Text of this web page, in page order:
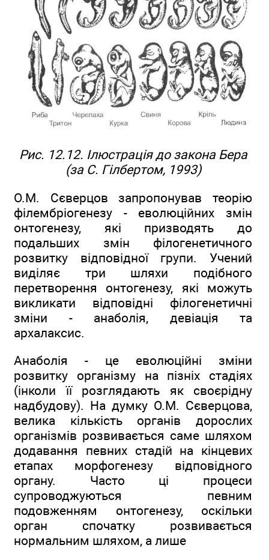
Рис. 12.12. Ілюстрація до закона Бера
(за С. Гілбертом, 1993)
О.М. Сєверцов запропонував теорію
філембріогенезу - еволюційних змін
онтогенезу, які призводять до
подальших змін філогенетичного
розвитку відповідної групи. Учений
виділяє три шляхи подібного
перетворення онтогенезу, які можуть
викликати відповідні філогенетичні
зміни - анаболія, девіація та
архалаксис.
Анаболія - це еволюційні зміни
розвитку організму на пізніх стадіях
(інколи її розглядають як своєрідну
надбудову). На думку О.М. Сєверцова,
велика кількість органів дорослих
організмів розвивається саме шляхом
додавання певних стадій на кінцевих
етапах морфогенезу відповідного
органу. Часто ці процеси
супроводжуються певним
подовженням онтогенезу, оскільки
орган спочатку розвивається
нормальним шляхом, а лише